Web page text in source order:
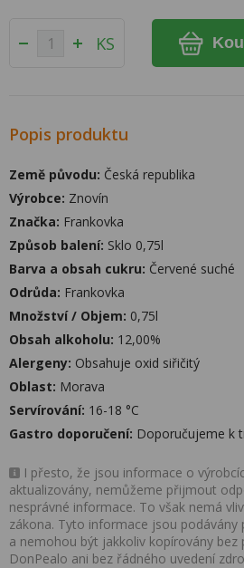
KS
Popis produktu
Země původu: Česká republika
Výrobce: Znovín
Značka: Frankovka
Způsob balení: Sklo 0,75l
Barva a obsah cukru: Červené suché
Odrůda: Frankovka
Množství / Objem: 0,75l
Obsah alkoholu: 12,00%
Alergeny: Obsahuje oxid siřičitý
Oblast: Morava
Servírování: 16-18 °C
Gastro doporučení: Doporučujeme k
I přesto, že jsou informace o
aktualizovány, nemůžeme přijmout
nesprávné informace. To však nemá
zákona. Tyto informace jsou
a nemohou být jakkoliv kopírovány bez
DonPealo ani bez řádného uvedení